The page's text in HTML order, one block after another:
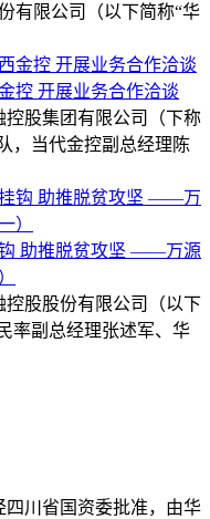
有限公司（以下简称“华
控 开展业务合作洽谈
控股集团有限公司（下称
，当代金控副总经理陈
钩 助推脱贫攻坚 ——万源
控股股份有限公司（以下
率副总经理张述军、华
四川省国资委批准，由华